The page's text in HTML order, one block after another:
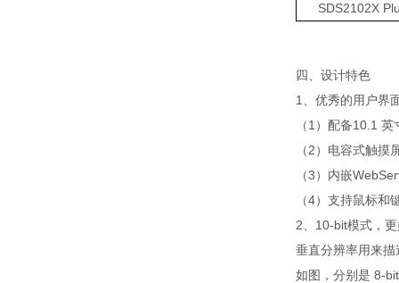
SDS2102X
四、设计特色
1、优秀的用户界
（1）配备10.1
（2）电容式触
（3）内嵌
（4）支持鼠标和
2、10-bit模式，
垂直分辨率用来
如图，分别是 8-